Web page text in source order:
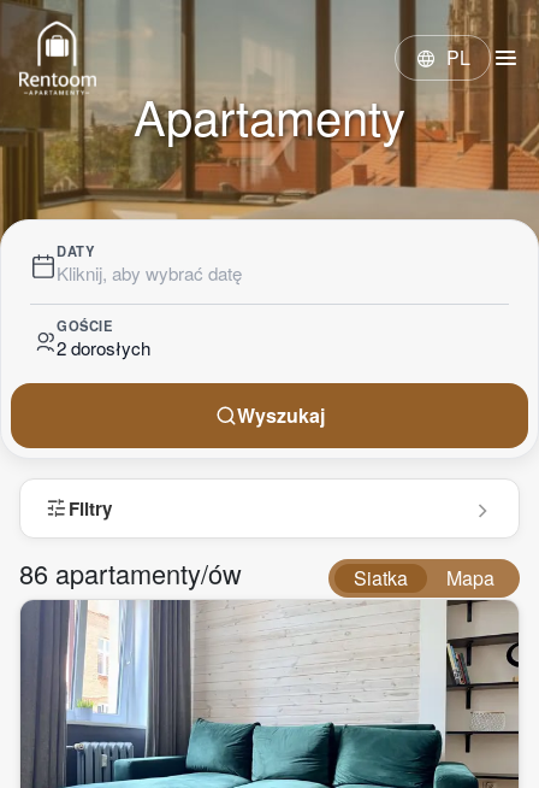
language PL menu
Apartamenty
DATY
Kliknij, aby wybrać datę
GOŚCIE
2 dorosłych
Wyszukaj
tuneFiltry
86 apartamenty/ów Siatka Mapa